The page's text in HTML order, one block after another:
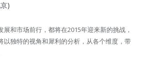
)
展和市场前行，都将在2015年迎来新的挑战，
以独特的视角和犀利的分析，从各个维度，带